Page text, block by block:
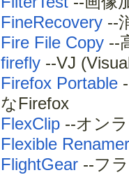
FineRecovery --
Fire File Copy --
firefly --VJ
Firefox Portable
なFirefox
FlexClip --オン
Flexible Renamer
FlightGear --フ